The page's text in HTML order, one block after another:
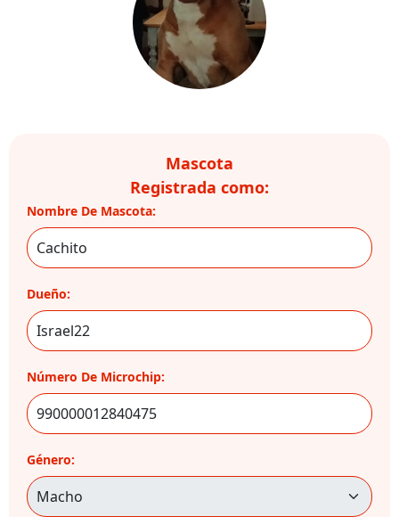
Mascota
Registrada como:
Nombre De Mascota:
Dueño:
Número De Microchip:
Género: